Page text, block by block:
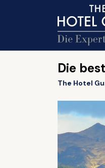
Die
The Hotel